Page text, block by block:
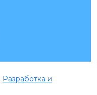
Разработка и